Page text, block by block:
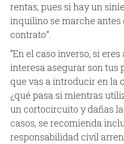
rentas, pues si hay un
inquilino se marche
contrato”.
“En el caso inverso, si
interesa asegurar son tus
que vas a introducir en la
¿qué pasa si mientras
un cortocircuito y dañas
casos, se recomienda
responsabilidad civil